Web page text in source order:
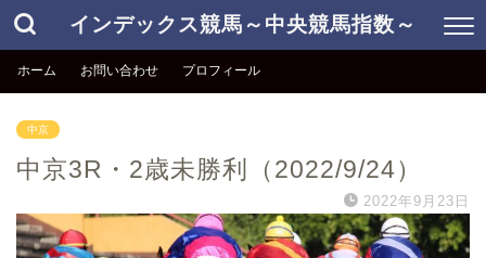
インデックス競馬～中央競馬指数～
ホーム お問い合わせ プロフィール
中京
中京3R・2歳未勝利（2022/9/24）
2022年9月23日